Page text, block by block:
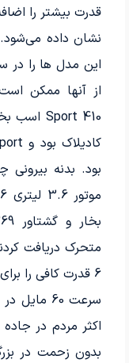
قدرت بیشتر را
نشان داده می‌شود.
بود. بدنه بیرونی
سرعت 60
اکثر مردم در